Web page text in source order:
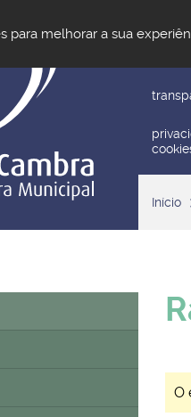
para melhorar a sua
Início
O